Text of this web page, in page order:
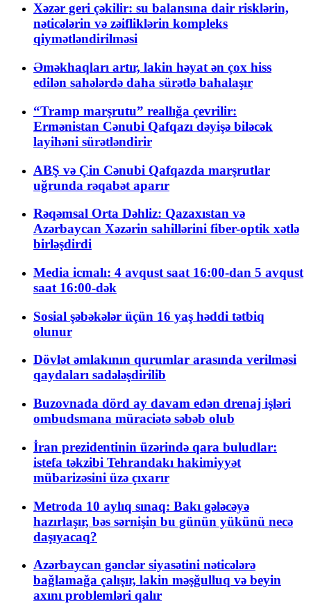
Xəzər geri çəkilir: su balansına dair risklərin,
nəticələrin və zəifliklərin kompleks
qiymətləndirilməsi
Əməkhaqları artır, lakin həyat ən çox hiss
edilən sahələrdə daha sürətlə bahalaşır
“Tramp marşrutu” reallığa çevrilir:
Ermənistan Cənubi Qafqazı dəyişə biləcək
layihəni sürətləndirir
ABŞ və Çin Cənubi Qafqazda marşrutlar
uğrunda rəqabət aparır
Rəqəmsal Orta Dəhliz: Qazaxıstan və
Azərbaycan Xəzərin sahillərini fiber-optik xətlə
birləşdirdi
Media icmalı: 4 avqust saat 16:00-dan 5 avqust
saat 16:00-dək
Sosial şəbəkələr üçün 16 yaş həddi tətbiq
olunur
Dövlət əmlakının qurumlar arasında verilməsi
qaydaları sadələşdirilib
Buzovnada dörd ay davam edən drenaj işləri
ombudsmana müraciətə səbəb olub
İran prezidentinin üzərində qara buludlar:
istefa təkzibi Tehrandakı hakimiyyət
mübarizəsini üzə çıxarır
Metroda 10 aylıq sınaq: Bakı gələcəyə
hazırlaşır, bəs sərnişin bu günün yükünü necə
daşıyacaq?
Azərbaycan gənclər siyasətini nəticələrə
bağlamağa çalışır, lakin məşğulluq və beyin
axını problemləri qalır